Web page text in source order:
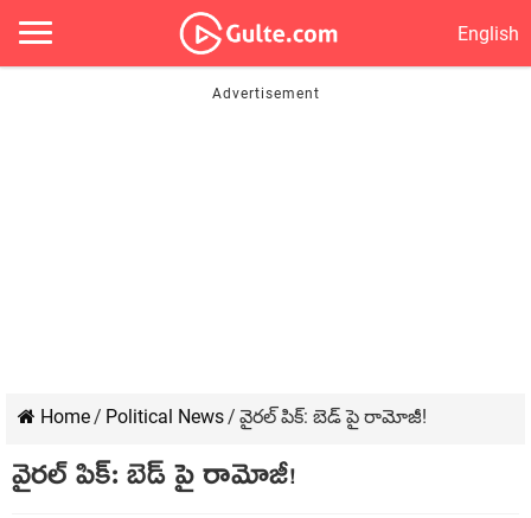
English
Home/ Political News/ వైరల్ పిక్: బెడ్ పై రామోజీ!
వైరల్ పిక్: బెడ్ పై రామోజీ!